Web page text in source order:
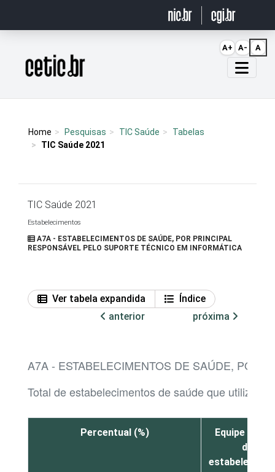
Página inicial
Home Pesquisas TIC Saúde
Tabelas
TIC Saúde 2021
TIC Saúde 2021
Estabelecimentos
A7A - ESTABELECIMENTOS DE SAÚDE, POR PRINCIPAL
RESPONSÁVEL PELO SUPORTE TÉCNICO EM INFORMÁTICA
Ver tabela expandida
Índice
anterior
próxima
A7A - ESTABELECIMENTOS DE SAÚDE, POR
Total de estabelecimentos de saúde que
Percentual (%)
Equipe
do
A+ A- A